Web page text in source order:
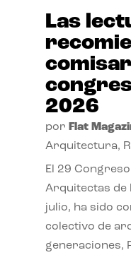
Las
2026
por Flat
Arquitectura,
El 29
Arquitectas de
julio, ha sido
colectivo de
generaciones,